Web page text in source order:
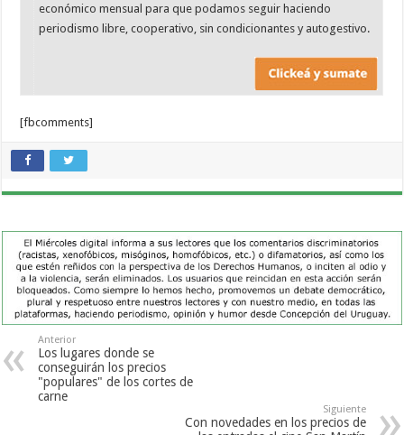
económico mensual para que podamos seguir haciendo
periodismo libre, cooperativo, sin condicionantes y autogestivo.
[fbcomments]
Anterior
Los lugares donde se
conseguirán los precios
"populares" de los cortes de
carne
Siguiente
Con novedades en los precios de